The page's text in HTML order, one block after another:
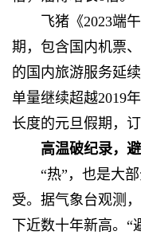
飞猪《2023端
期，包含国内机票
的国内旅游服务延
单量继续超越2019
长度的元旦假期，
高温破纪录，
“热”，也是大
受。据气象台观测
下近数十年新高。